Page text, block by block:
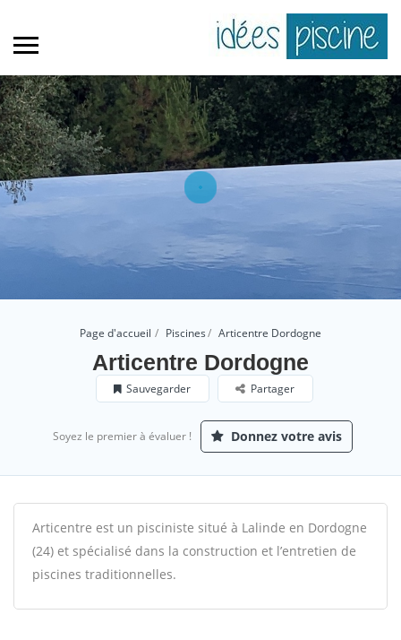
Page d'accueil Piscines Articentre Dordogne
Articentre Dordogne
Sauvegarder Partager
Soyez le premier à évaluer ! Donnez votre avis
Articentre est un pisciniste situé à Lalinde en Dordogne
(24) et spécialisé dans la construction et l’entretien de
piscines traditionnelles.